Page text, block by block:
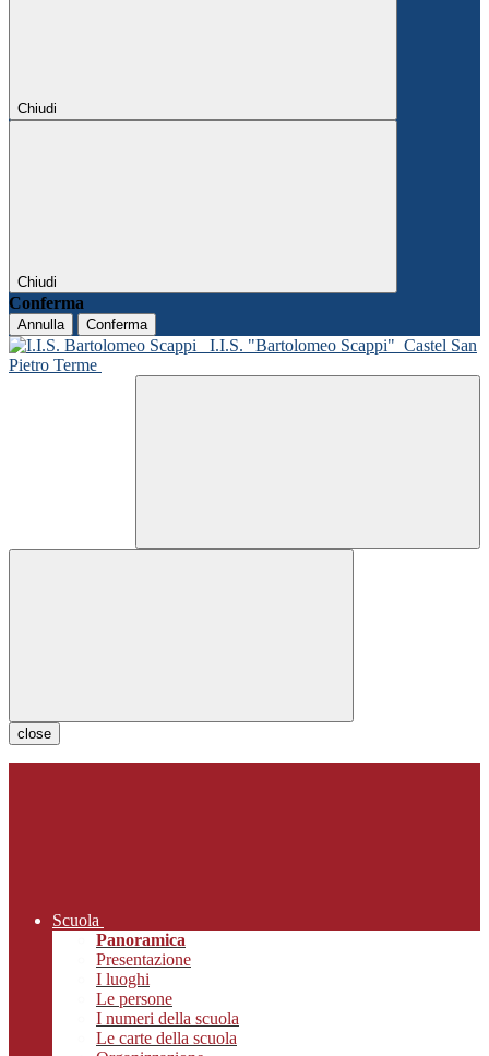
Chiudi
Chiudi
Conferma
Annulla Conferma
I.I.S. "Bartolomeo Scappi" Castel San
Pietro Terme
close
Scuola
Panoramica
Presentazione
I luoghi
Le persone
I numeri della scuola
Le carte della scuola